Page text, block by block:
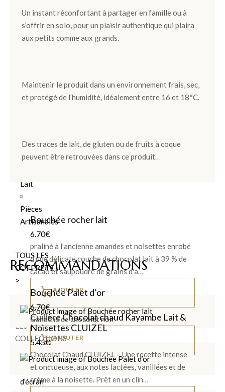
Coffrets
Gourmand
Chocolat
Lait
Pièces
Artisanales
TOUS LES
COFFRETS
>
DÉCOUVRIR
LES
COLLECTIONS
Un instant réconfortant à partager en famille ou à
s’offrir en solo, pour un plaisir authentique qui plaira
aux petits comme aux grands.
Maintenir le produit dans un environnement frais, sec,
et protégé de l’humidité, idéalement entre 16 et 18°C.
Des traces de lait, de gluten ou de fruits à coque
peuvent être retrouvées dans ce produit.
RECOMMANDATIONS
Bouchée rocher lait
6.70€
praliné à l'ancienne amandes et noisettes enrobé
d'une délicate couche de chocolat lait à 39 % de
cacao et saupoudré de grains d'a…
AJOUTER
Bouchée Palet d’or
6.70€
Ganache de chocolat noir
AJOUTER
Cuillère Chocolat chaud Kayambe Lait &
Noisettes CLUIZEL
5.45€
Chocolat Chaud CLUIZEL – Une recette intense
et onctueuse, aux notes lactées, vanillées et de
crème à la noisette. Prêt en un clin…